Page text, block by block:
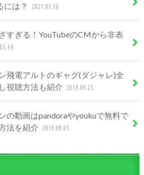
には？
2021.05.16
すぎる！YouTubeのCMから非表
飛電アルトのギャグ(ダジャレ)全
視聴方法も紹介 2019.09.25
の動画はpandoraやyoukuで無料で
法を紹介 2019.09.05